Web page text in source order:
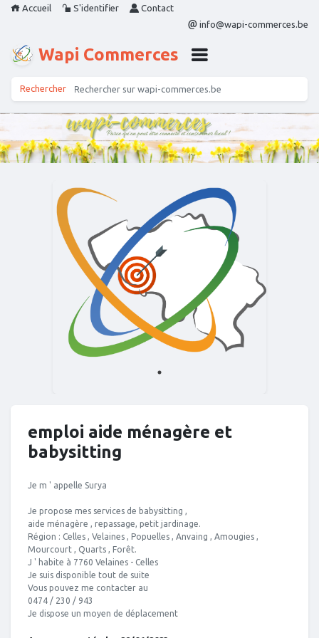
Accueil S'identifier
Contact
info@wapi-commerces.be
Wapi Commerces
emploi aide ménagère et
babysitting
Je m ' appelle Surya
Je propose mes services de babysitting ,
aide ménagère , repassage, petit jardinage.
Région : Celles , Velaines , Popuelles , Anvaing , Amougies ,
Mourcourt , Quarts , Forêt.
J ' habite à 7760 Velaines - Celles
Je suis disponible tout de suite
Vous pouvez me contacter au
0474 / 230 / 943
Je dispose un moyen de déplacement